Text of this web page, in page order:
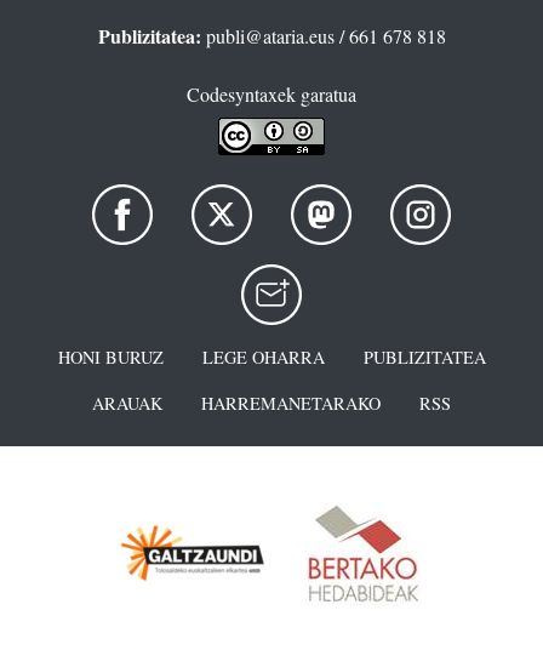
Publizitatea: publi@ataria.eus/ 661 678 818
Codesyntaxek garatua
HONI BURUZ LEGE OHARRA
PUBLIZITATEA
ARAUAK
HARREMANETARAKO RSS